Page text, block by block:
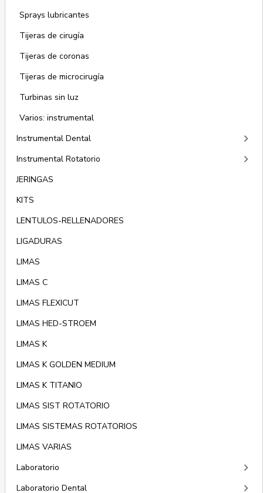
Sprays lubricantes
Tijeras de cirugía
Tijeras de coronas
Tijeras de microcirugía
Turbinas sin luz
Varios: instrumental
Instrumental Dental
keyboard_arrow_right
Instrumental Rotatorio keyboard_arrow_right
JERINGAS
KITS
LENTULOS-RELLENADORES
LIGADURAS
LIMAS
LIMAS C
LIMAS FLEXICUT
LIMAS HED-STROEM
LIMAS K
LIMAS K GOLDEN MEDIUM
LIMAS K TITANIO
LIMAS SIST ROTATORIO
LIMAS SISTEMAS ROTATORIOS
LIMAS VARIAS
Laboratorio
keyboard_arrow_right
Laboratorio Dental keyboard_arrow_right